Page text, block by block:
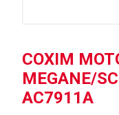
COXIM
MEGANE/
AC7911A